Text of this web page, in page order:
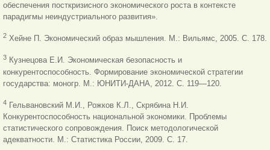
обеспечения посткризисного экономического роста в контексте
парадигмы неиндустриального развития».
2 Хейне П. Экономический образ мышления. М.: Вильямс, 2005. С. 178.
3 Кузнецова Е.И. Экономическая безопасность и
конкурентоспособность. Формирование экономической стратегии
государства: моногр. М.: ЮНИТИ-ДАНА, 2012. С. 119—120.
4 Гельвановский М.И., Рожков К.Л., Скрябина Н.И.
Конкурентоспособность национальной экономики. Проблемы
статистического сопровождения. Поиск методологической
адекватности. М.: Статистика России, 2009. С. 17.